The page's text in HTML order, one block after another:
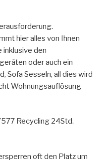
hier alles von Ihnen
inklusive den
oder auch ein
Sofa Sesseln, all dies wird
Wohnungsauflösung
Recycling 24Std.
oft den Platz um